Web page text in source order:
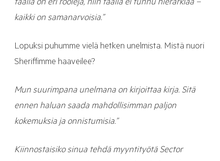
täällä on eri rooleja, niin täällä ei tunnu hierarkiaa –
kaikki on samanarvoisia.”
Lopuksi puhumme vielä hetken unelmista. Mistä nuori
Sheriffimme haaveilee?
Mun suurimpana unelmana on kirjoittaa kirja. Sitä
ennen haluan saada mahdollisimman paljon
kokemuksia ja onnistumisia.”
Kiinnostaisiko sinua tehdä myyntityötä Sector